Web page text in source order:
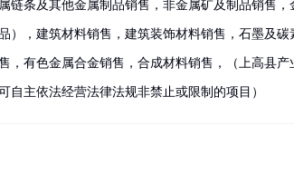
链条及其他金属制品销售，非金属矿及制品销售，
），建筑材料销售，建筑装饰材料销售，石墨及碳
，有色金属合金销售，合成材料销售，（上高县产
主依法经营法律法规非禁止或限制的项目）